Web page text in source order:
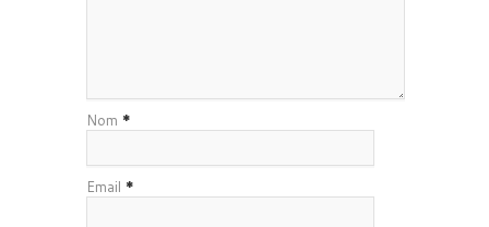
Nom *
Email *